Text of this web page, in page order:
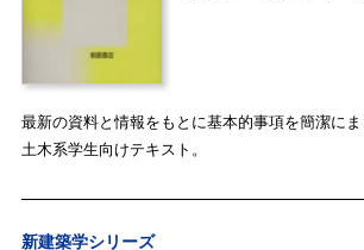
最新の資料と情報をもとに基本的事項を簡潔に
土木系学生向けテキスト。
新建築学シリーズ